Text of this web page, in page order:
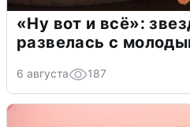
«Ну вот и всё»:
развелась с
6 августа 187